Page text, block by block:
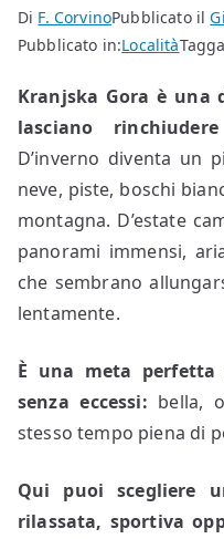
Di F. CorvinoPubblicato il
Pubblicato in:Località
Kranjska Gora è una
lasciano
D’inverno diventa un
neve, piste, boschi
montagna. D’estate
panorami immensi,
che sembrano
lentamente.
È una meta
senza eccessi: bella,
stesso tempo piena di
Qui puoi scegliere
rilassata, sportiva